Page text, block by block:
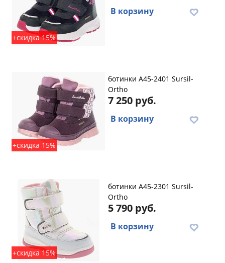
+скидка 15%
В корзину
+скидка 15%
ботинки A45-2401 Sursil-
Ortho
7 250 руб.
В корзину
+скидка 15%
ботинки A45-2301 Sursil-
Ortho
5 790 руб.
В корзину